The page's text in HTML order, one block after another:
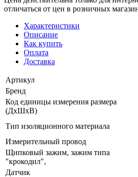
отличаться от цен в розничных
Характеристики
Описание
Как купить
Оплата
Доставка
Артикул
Бренд
Код единицы измерения размера
(ДхШхВ)
Тип изоляционного материала
Измерительный провод
Щипковый зажим, зажим типа
"крокодил",
Датчик